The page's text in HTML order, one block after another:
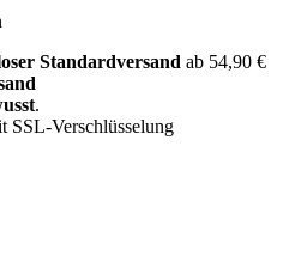
Standardversand ab 54,90 €
.
SSL-Verschlüsselung